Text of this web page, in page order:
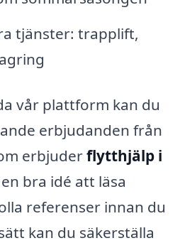
tjänster: trapplift,
vår plattform kan du
erbjudanden från
erbjuderflytthjälp i
bra idé att läsa
referenser innan du
kan du säkerställa